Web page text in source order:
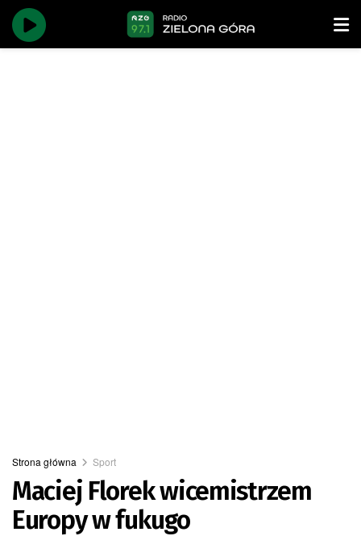
Strona główna Sport
Maciej Florek wicemistrzem
Europy w fukugo